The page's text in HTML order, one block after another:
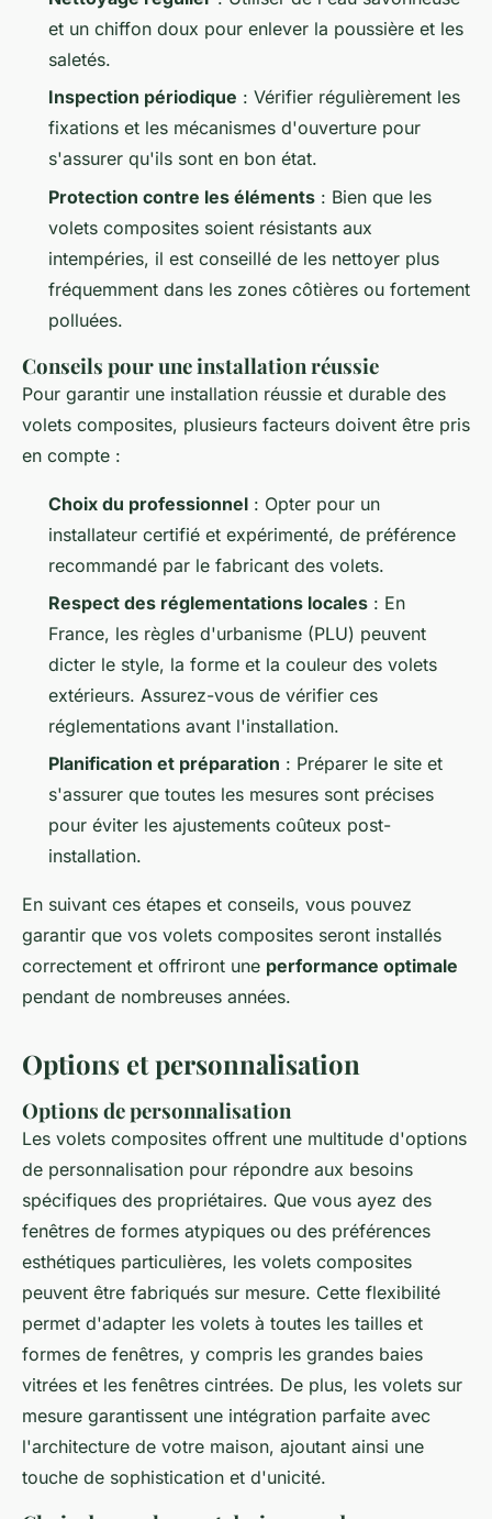
et un chiffon doux pour enlever la poussière et les
saletés.
Inspection périodique : Vérifier régulièrement les
fixations et les mécanismes d'ouverture pour
s'assurer qu'ils sont en bon état.
Protection contre les éléments : Bien que les
volets composites soient résistants aux
intempéries, il est conseillé de les nettoyer plus
fréquemment dans les zones côtières ou fortement
polluées.
Conseils pour une installation réussie
Pour garantir une installation réussie et durable des
volets composites, plusieurs facteurs doivent être pris
en compte :
Choix du professionnel : Opter pour un
installateur certifié et expérimenté, de préférence
recommandé par le fabricant des volets.
Respect des réglementations locales : En
France, les règles d'urbanisme (PLU) peuvent
dicter le style, la forme et la couleur des volets
extérieurs. Assurez-vous de vérifier ces
réglementations avant l'installation.
Planification et préparation : Préparer le site et
s'assurer que toutes les mesures sont précises
pour éviter les ajustements coûteux post-
installation.
En suivant ces étapes et conseils, vous pouvez
garantir que vos volets composites seront installés
correctement et offriront une performance optimale
pendant de nombreuses années.
Options et personnalisation
Options de personnalisation
Les volets composites offrent une multitude d'options
de personnalisation pour répondre aux besoins
spécifiques des propriétaires. Que vous ayez des
fenêtres de formes atypiques ou des préférences
esthétiques particulières, les volets composites
peuvent être fabriqués sur mesure. Cette flexibilité
permet d'adapter les volets à toutes les tailles et
formes de fenêtres, y compris les grandes baies
vitrées et les fenêtres cintrées. De plus, les volets sur
mesure garantissent une intégration parfaite avec
l'architecture de votre maison, ajoutant ainsi une
touche de sophistication et d'unicité.